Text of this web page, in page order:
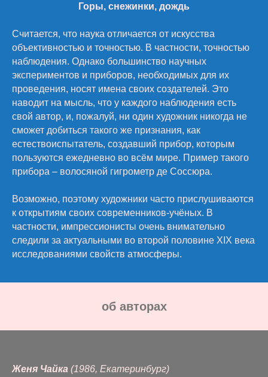
Горы, снежинки, дождь
Считается, что наука отличается от искусства
объективностью и точностью. В частности, точностью
наблюдения. Однако большинство научных
экспериментов и приборов, необходимых для их
проведения, носят имена своих создателей. Это
наводит на мысль, что у каждого наблюдения есть
свой автор, и, пожалуй, ни один художник никогда не
сможет добиться такого же признания, как
естествоиспытатель, создавший прибор, которым
пользуются ежедневно во всём мире. Пример такого
прибора – волосяной гигрометр де Соссюра.
Возможно, поэтому художники часто прислушиваются
к открытиям своих современников-учёных. В
частности, импрессионисты очень внимательно
следили за актуальными во второй половине XIX века
исследованиями свойств атмосферы.
oб авторах
Женя Чайка (1986, Екатеринбург)